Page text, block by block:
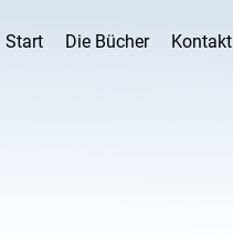
Start Die Bücher Kontakt